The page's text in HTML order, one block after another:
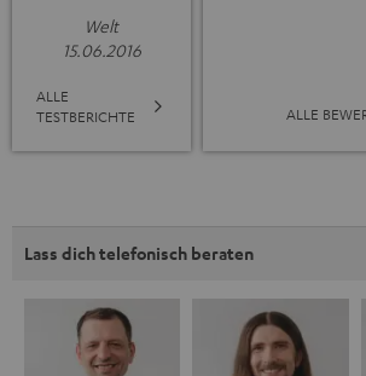
Welt
15.06.2016
ALLE
TESTBERICHTE
ALLE
Lass dich telefonisch beraten